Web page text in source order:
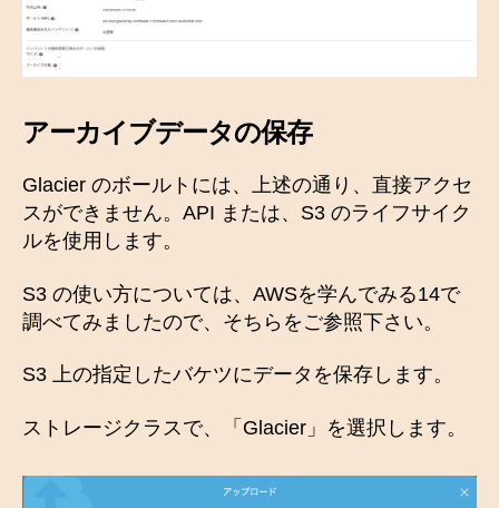
アーカイブデータの保存
Glacier のボールトには、上述の通り、直接アクセ
スができません。API または、S3 のライフサイク
ルを使用します。
S3 の使い方については、AWSを学んでみる14で
調べてみましたので、そちらをご参照下さい。
S3 上の指定したバケツにデータを保存します。
ストレージクラスで、「Glacier」を選択します。